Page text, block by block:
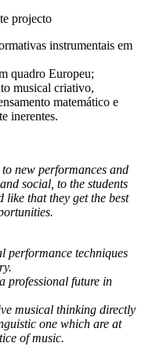
projecto
instrumentais em
quadro Europeu;
musical criativo,
matemático e
inerentes.
new performances and
social, to the students
that they get the best
performance techniques
professional future in
musical thinking directly
one which are at
of music.